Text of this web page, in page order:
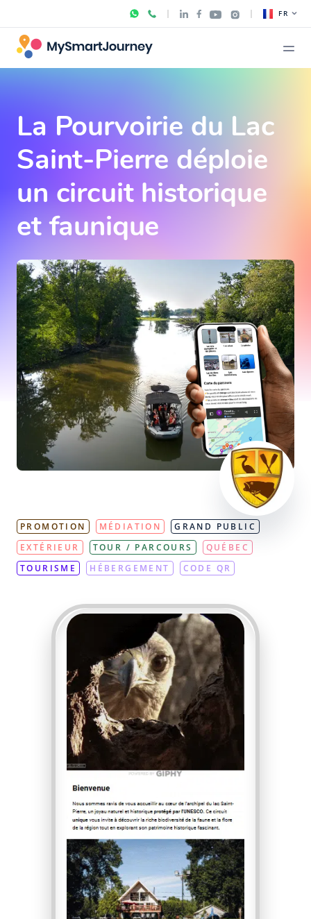
FR
La Pourvoirie du Lac
Saint-Pierre déploie
un circuit historique
et faunique
PROMOTION MÉDIATION
GRAND PUBLIC
EXTÉRIEUR
TOUR / PARCOURS
QUÉBEC
TOURISME
HÉBERGEMENT CODE QR